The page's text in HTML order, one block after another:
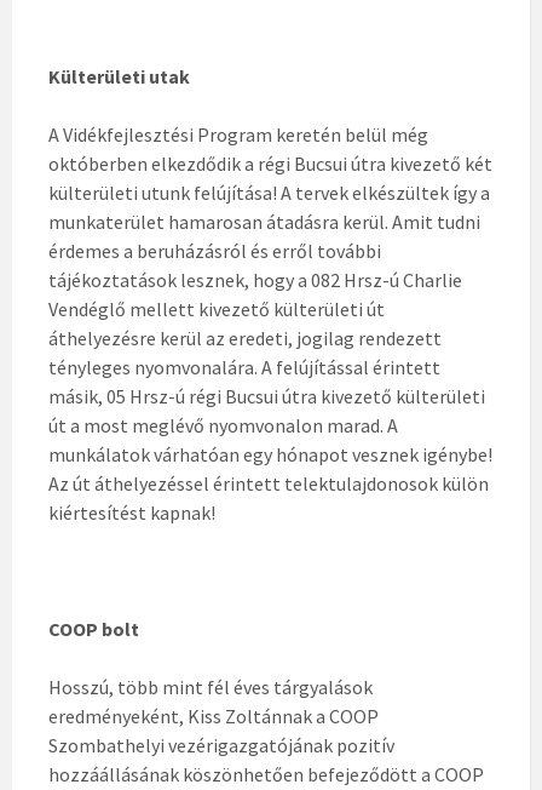
Külterületi utak
A Vidékfejlesztési Program keretén belül még
októberben elkezdődik a régi Bucsui útra kivezető két
külterületi utunk felújítása! A tervek elkészültek így a
munkaterület hamarosan átadásra kerül. Amit tudni
érdemes a beruházásról és erről további
tájékoztatások lesznek, hogy a 082 Hrsz-ú Charlie
Vendéglő mellett kivezető külterületi út
áthelyezésre kerül az eredeti, jogilag rendezett
tényleges nyomvonalára. A felújítással érintett
másik, 05 Hrsz-ú régi Bucsui útra kivezető külterületi
út a most meglévő nyomvonalon marad. A
munkálatok várhatóan egy hónapot vesznek igénybe!
Az út áthelyezéssel érintett telektulajdonosok külön
kiértesítést kapnak!
COOP bolt
Hosszú, több mint fél éves tárgyalások
eredményeként, Kiss Zoltánnak a COOP
Szombathelyi vezérigazgatójának pozitív
hozzáállásának köszönhetően befejeződött a COOP